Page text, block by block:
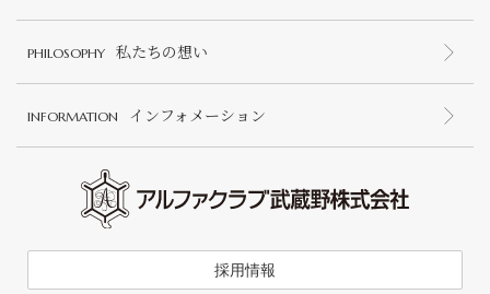
PHILOSOPHY 私たちの想い
INFORMATION インフォメーション
採用情報